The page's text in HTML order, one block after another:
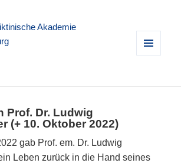
Akademie
Prof. Dr. Ludwig
(+ 10. Oktober 2022)
gab Prof. em. Dr. Ludwig
Leben zurück in die Hand seines